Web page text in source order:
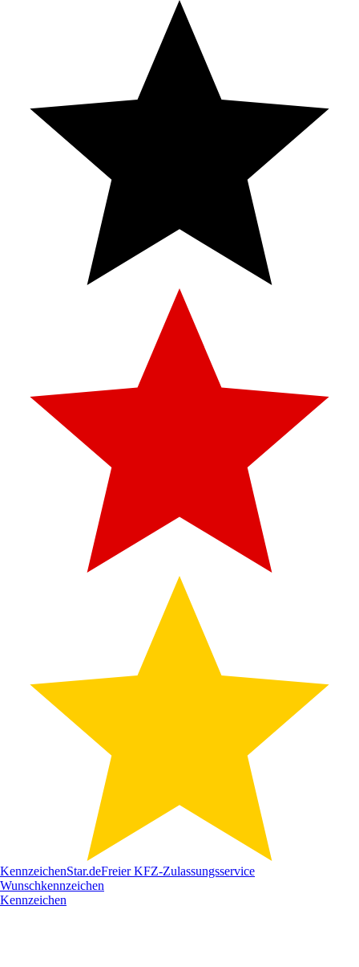
KennzeichenStar.deFreier KFZ-Zulassungsservice
Wunschkennzeichen
Kennzeichen